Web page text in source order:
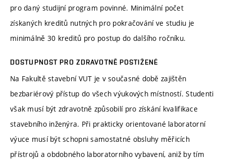
pro daný studijní program povinné. Minimální počet
získaných kreditů nutných pro pokračování ve studiu je
minimálně 30 kreditů pro postup do dalšího ročníku.
DOSTUPNOST PRO ZDRAVOTNĚ POSTIŽENÉ
Na Fakultě stavební VUT je v současné době zajištěn
bezbariérový přístup do všech výukových místností. Studenti
však musí být zdravotně způsobilí pro získání kvalifikace
stavebního inženýra. Při prakticky orientované laboratorní
výuce musí být schopni samostatné obsluhy měřicích
přístrojů a obdobného laboratorního vybavení, aniž by tím